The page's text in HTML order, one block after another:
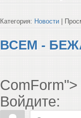
Категория: Новости |
ВСЕМ -
ComForm">
Войдите: